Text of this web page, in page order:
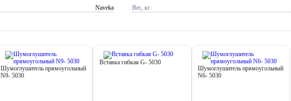
Naveka Вес, кг
Шумоглушитель прямоугольный
N9- 5030
Вставка гибкая G- 5030
Шумоглушитель прямоугольный
N6- 5030